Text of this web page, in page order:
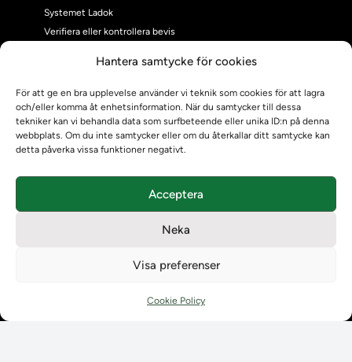
Hantera samtycke för cookies
För att ge en bra upplevelse använder vi teknik som cookies för att lagra
och/eller komma åt enhetsinformation. När du samtycker till dessa
tekniker kan vi behandla data som surfbeteende eller unika ID:n på denna
webbplats. Om du inte samtycker eller om du återkallar ditt samtycke kan
detta påverka vissa funktioner negativt.
Acceptera
Neka
Visa preferenser
Cookie Policy
Systemet Ladok
Verifiera eller kontrollera bevis
Om oss
Om Ladokkonsortiet
Ladokkonsortiet internationellt
Vision, strategi och produktplan
Kontaktuppgifter för studenters Ladoksupport